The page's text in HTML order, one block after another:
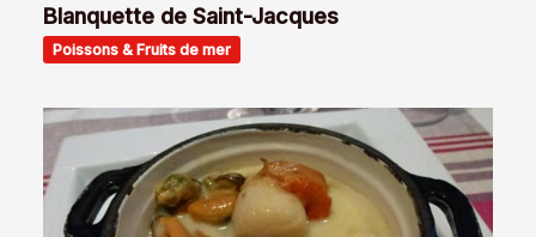
Blanquette de Saint-Jacques
Poissons & Fruits de mer